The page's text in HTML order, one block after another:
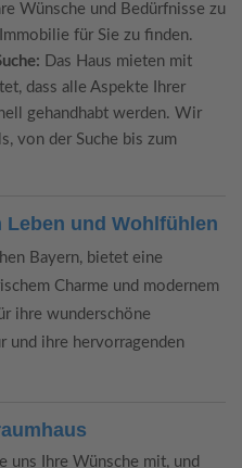
Wünsche und Bedürfnisse zu
für Sie zu finden.
Das Haus mieten mit
dass alle Aspekte Ihrer
gehandhabt werden. Wir
von der Suche bis zum
Leben und Wohlfühlen
Bayern, bietet eine
Charme und modernem
ihre wunderschöne
und ihre hervorragenden
uns Ihre Wünsche mit, und